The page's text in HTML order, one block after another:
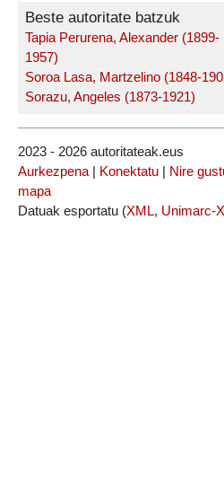
Beste autoritate batzuk
Tapia Perurena, Alexander (1899-
1957)
Soroa Lasa, Martzelino (1848-
Sorazu, Angeles (1873-1921)
2023 - 2026 autoritateak.eus
Aurkezpena| Konektatu | Nire
mapa
Datuak esportatu (XML, Unimarc-